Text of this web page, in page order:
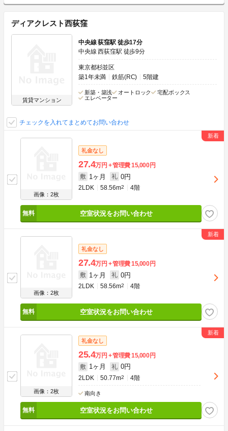
ディアクレスト西荻窪
賃貸マンション
中央線 荻窪駅 徒歩17分
中央線 西荻窪駅 徒歩9分
東京都杉並区
築1年未満
鉄筋(RC) 5階建
新築・築浅 オートロック
宅配ボックス
エレベーター
チェックを入れてまとめてお問い合わせ
画像：2枚
礼金なし
27.4万円 管理費15,000円
敷 1ヶ月 礼 0円
2LDK 58.56m2 4階
空室状況をお問い合わせ
画像：2枚
礼金なし
27.4万円 管理費15,000円
敷 1ヶ月 礼 0円
2LDK 58.56m2 4階
空室状況をお問い合わせ
画像：2枚
礼金なし
25.4万円 管理費15,000円
敷 1ヶ月 礼 0円
2LDK 50.77m2 4階
南向き
空室状況をお問い合わせ